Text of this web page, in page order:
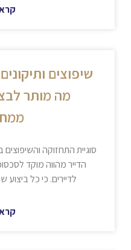
שיפוצים
מה מותר
סוגיית התחזוקה
הדייר מהווה מוקד
לדיירים. כי כל